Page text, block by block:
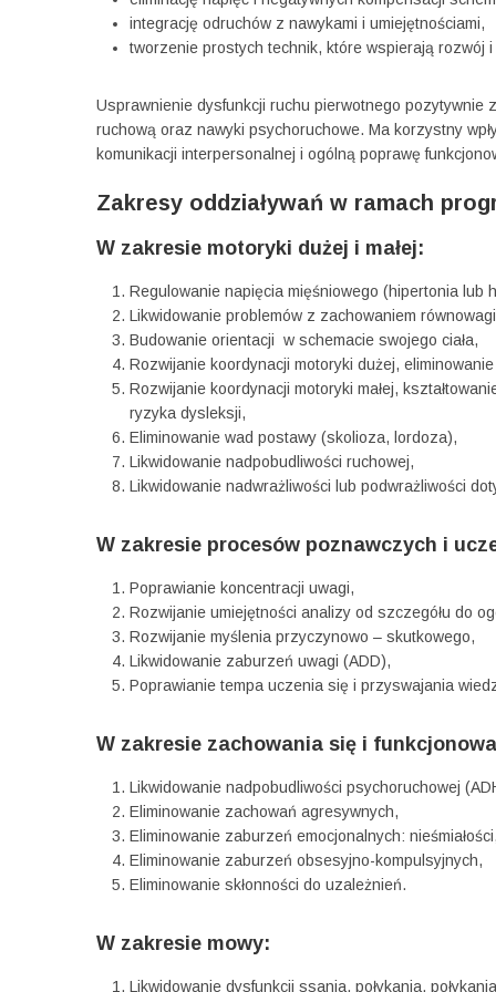
integrację odruchów z nawykami i umiejętnościami,
tworzenie prostych technik, które wspierają rozwój
Usprawnienie dysfunkcji ruchu pierwotnego
ruchową oraz nawyki psychoruchowe. Ma korzystny
komunikacji interpersonalnej i ogólną poprawę
Zakresy oddziaływań w ramach
W zakresie motoryki dużej i małej:
Regulowanie napięcia mięśniowego (hipertonia lub
Likwidowanie problemów z zachowaniem
Budowanie orientacji w schemacie swojego ciała,
Rozwijanie koordynacji motoryki dużej,
Rozwijanie koordynacji motoryki małej,
ryzyka dysleksji,
Eliminowanie wad postawy (skolioza, lordoza),
Likwidowanie nadpobudliwości ruchowej,
Likwidowanie nadwrażliwości lub podwrażliwości
W zakresie procesów poznawczych i
Poprawianie koncentracji uwagi,
Rozwijanie umiejętności analizy od szczegółu do
Rozwijanie myślenia przyczynowo – skutkowego,
Likwidowanie zaburzeń uwagi (ADD),
Poprawianie tempa uczenia się i przyswajania
W zakresie zachowania się i
Likwidowanie nadpobudliwości psychoruchowej
Eliminowanie zachowań agresywnych,
Eliminowanie zaburzeń emocjonalnych:
Eliminowanie zaburzeń obsesyjno-kompulsyjnych,
Eliminowanie skłonności do uzależnień.
W zakresie mowy:
Likwidowanie dysfunkcji ssania, połykania,